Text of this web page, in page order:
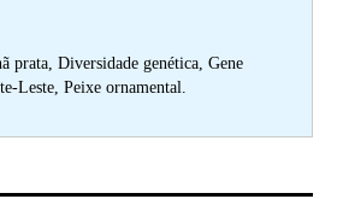
prata, Diversidade genética, Gene
Leste, Peixe ornamental.